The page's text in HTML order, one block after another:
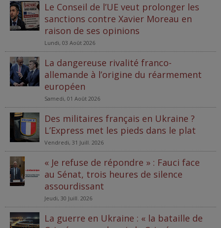
Le Conseil de l’UE veut prolonger les
sanctions contre Xavier Moreau en
raison de ses opinions
Lundi, 03 Août 2026
La dangereuse rivalité franco-
allemande à l’origine du réarmement
européen
Samedi, 01 Août 2026
Des militaires français en Ukraine ?
L’Express met les pieds dans le plat
Vendredi, 31 Juill. 2026
« Je refuse de répondre » : Fauci face
au Sénat, trois heures de silence
assourdissant
Jeudi, 30 Juill. 2026
La guerre en Ukraine : « la bataille de